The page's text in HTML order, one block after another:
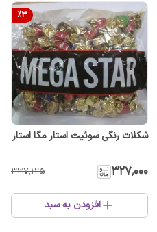
%3
شکلات رنگی سوئیت استار مگا استار
۳۲۷٬۰۰۰ ۳۳۷٬۱۲۵
افزودن به سبد